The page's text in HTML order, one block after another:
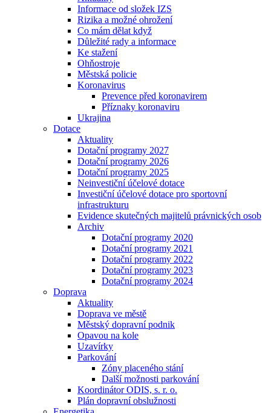
Informace od složek IZS
Rizika a možné ohrožení
Co mám dělat když
Důležité rady a informace
Ke stažení
Ohňostroje
Městská policie
Koronavirus
Prevence před koronavirem
Příznaky koronaviru
Ukrajina
Dotace
Aktuality
Dotační programy 2027
Dotační programy 2026
Dotační programy 2025
Neinvestiční účelové dotace
Investiční účelové dotace pro sportovní
infrastrukturu
Evidence skutečných majitelů právnických osob
Archiv
Dotační programy 2020
Dotační programy 2021
Dotační programy 2022
Dotační programy 2023
Dotační programy 2024
Doprava
Aktuality
Doprava ve městě
Městský dopravní podnik
Opavou na kole
Uzavírky
Parkování
Zóny placeného stání
Další možnosti parkování
Koordinátor ODIS, s. r. o.
Plán dopravní obslužnosti